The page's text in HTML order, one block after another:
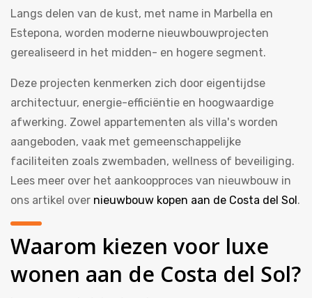
Langs delen van de kust, met name in Marbella en
Estepona, worden moderne nieuwbouwprojecten
gerealiseerd in het midden- en hogere segment.
Deze projecten kenmerken zich door eigentijdse
architectuur, energie-efficiëntie en hoogwaardige
afwerking. Zowel appartementen als villa's worden
aangeboden, vaak met gemeenschappelijke
faciliteiten zoals zwembaden, wellness of beveiliging.
Lees meer over het aankoopproces van nieuwbouw in
ons artikel over nieuwbouw kopen aan de Costa del Sol.
Waarom kiezen voor luxe
wonen aan de Costa del Sol?